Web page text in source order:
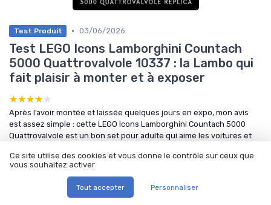
Test Produit • 03/06/2026
Test LEGO Icons Lamborghini Countach
5000 Quattrovalvole 10337 : la Lambo qui
fait plaisir à monter et à exposer
★★★★★
★★★★★
Après l’avoir montée et laissée quelques jours en expo, mon avis
est assez simple : cette LEGO Icons Lamborghini Countach 5000
Quattrovalvole est un bon set pour adulte qui aime les voitures et
prise de tête mais suffisamment varié p...
par Céline Moreau
Ce site utilise des cookies et vous donne le contrôle sur ceux que
vous souhaitez activer
Tout accepter Personnaliser